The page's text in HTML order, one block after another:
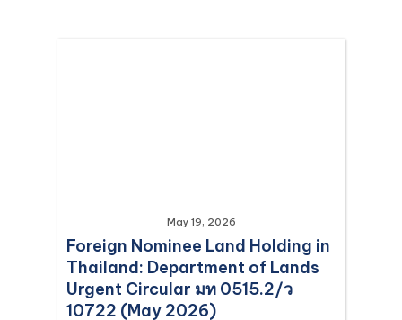
May 19, 2026
Foreign Nominee Land Holding in
Thailand: Department of Lands
Urgent Circular มท 0515.2/ว
10722 (May 2026)